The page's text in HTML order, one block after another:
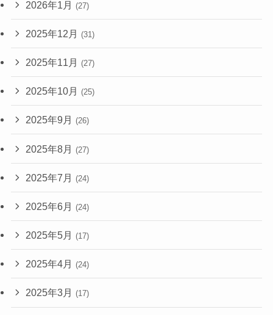
2026年1月 (27)
2025年12月 (31)
2025年11月 (27)
2025年10月 (25)
2025年9月 (26)
2025年8月 (27)
2025年7月 (24)
2025年6月 (24)
2025年5月 (17)
2025年4月 (24)
2025年3月 (17)